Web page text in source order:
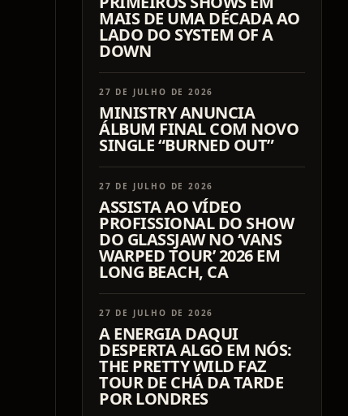
MAIS DE UMA DÉCADA AO
LADO DO SYSTEM OF A
DOWN
27 DE JULHO DE 2026
MINISTRY ANUNCIA
ÁLBUM FINAL COM NOVO
SINGLE “BURNED OUT”
27 DE JULHO DE 2026
ASSISTA AO VÍDEO
PROFISSIONAL DO SHOW
DO GLASSJAW NO ‘VANS
WARPED TOUR’ 2026 EM
LONG BEACH, CA
27 DE JULHO DE 2026
A ENERGIA DAQUI
DESPERTA ALGO EM NÓS:
THE PRETTY WILD FAZ
TOUR DE CHÁ DA TARDE
POR LONDRES